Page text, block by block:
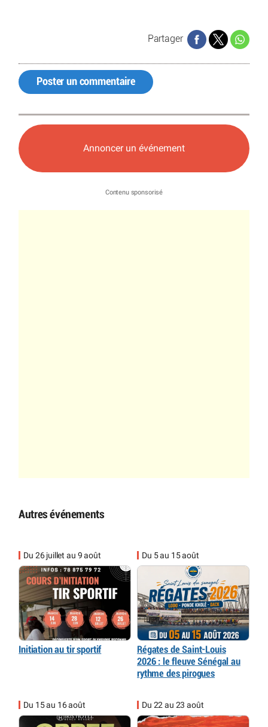
Partager
Poster un commentaire
Annoncer un événement
Autres événements
Du 26 juillet au 9 août
Initiation au tir sportif
Du 5 au 15 août
Régates de Saint-Louis
2026 : le fleuve Sénégal au
rythme des pirogues
Du 15 au 16 août Du 22 au 23 août